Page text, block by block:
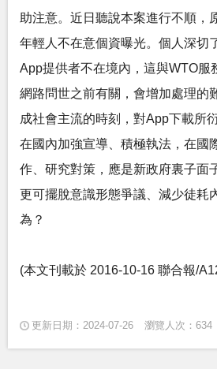
助注意。近日聽說本案進行不順，
年輕人不在意個資曝光。個人深切
App提供者不在境內，這與WTO服
網路問世之前有關，會增加處理的
成社會主流的時刻，對App下載所
在國內加強宣導、積極執法，在國
作、研究對策，應是新政府裏子面
更可擺脫意識形態爭議、減少徒耗
為？
(本文刊載於 2016-10-16 聯合報/
更新日期：2024-07-26 瀏覽人次：634